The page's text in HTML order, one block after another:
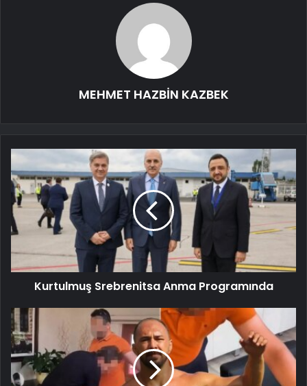
MEHMET HAZBİN KAZBEK
Kurtulmuş Srebrenitsa Anma Programında